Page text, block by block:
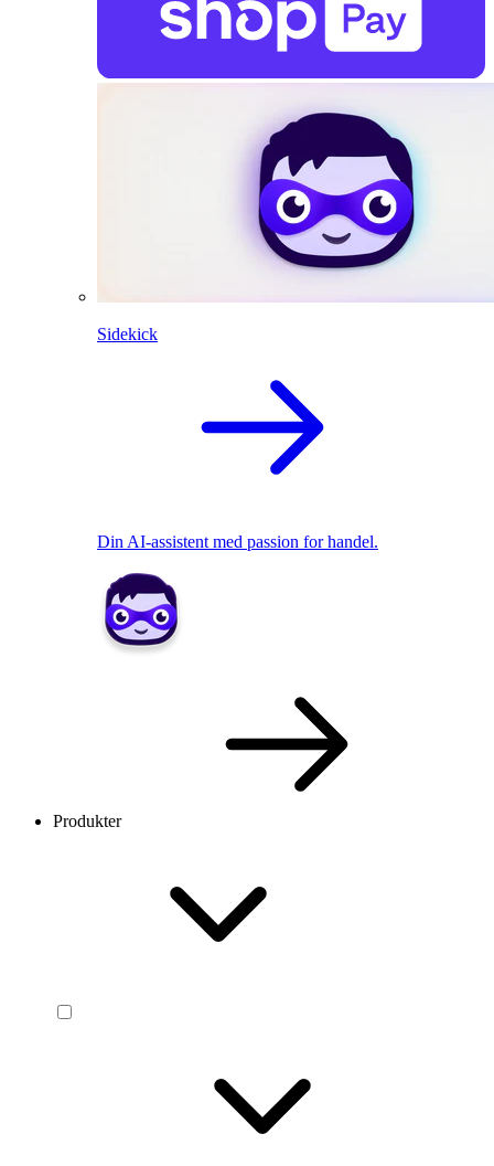
Sidekick
Din AI-assistent med passion for handel.
Produkter